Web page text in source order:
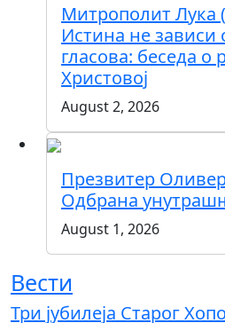
Митрополит Лука
Истина не зависи
гласова: беседа о
Христовој
August 2, 2026
Презвитер
Одбрана
August 1, 2026
Вести
Три јубилеја Старог